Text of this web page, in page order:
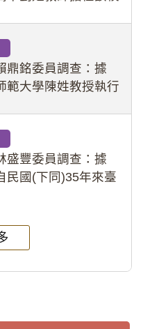
性影像並以手機傳送
懼成
鼎銘委員調查：據
範大學陳姓教授執行
查報告。(115教調
盛豐委員調查：據
民國(下同)35年來臺
於89年間函請其家屬